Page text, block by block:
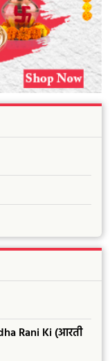
Rani Ki (आरती